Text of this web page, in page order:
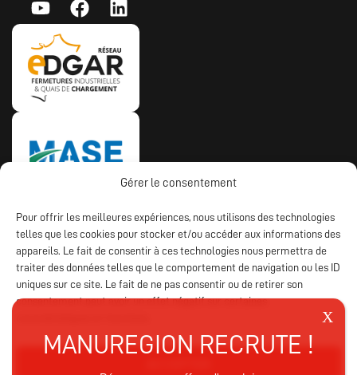
Gérer le consentement
Pour offrir les meilleures expériences, nous utilisons des technologies
telles que les cookies pour stocker et/ou accéder aux informations des
appareils. Le fait de consentir à ces technologies nous permettra de
traiter des données telles que le comportement de navigation ou les ID
uniques sur ce site. Le fait de ne pas consentir ou de retirer son
consentement peut avoir un effet négatif sur certaines
Mentions Légales CGV
Politique de confidentialité
Politique des cookies
Agence web : IMPAAKT